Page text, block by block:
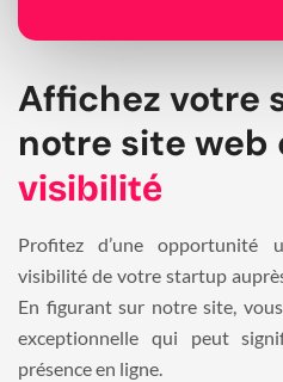
Affichez votre
notre site web
visibilité
Profitez d’une opportunité
visibilité de votre startup
En figurant sur notre site,
exceptionnelle qui peut
présence en ligne.